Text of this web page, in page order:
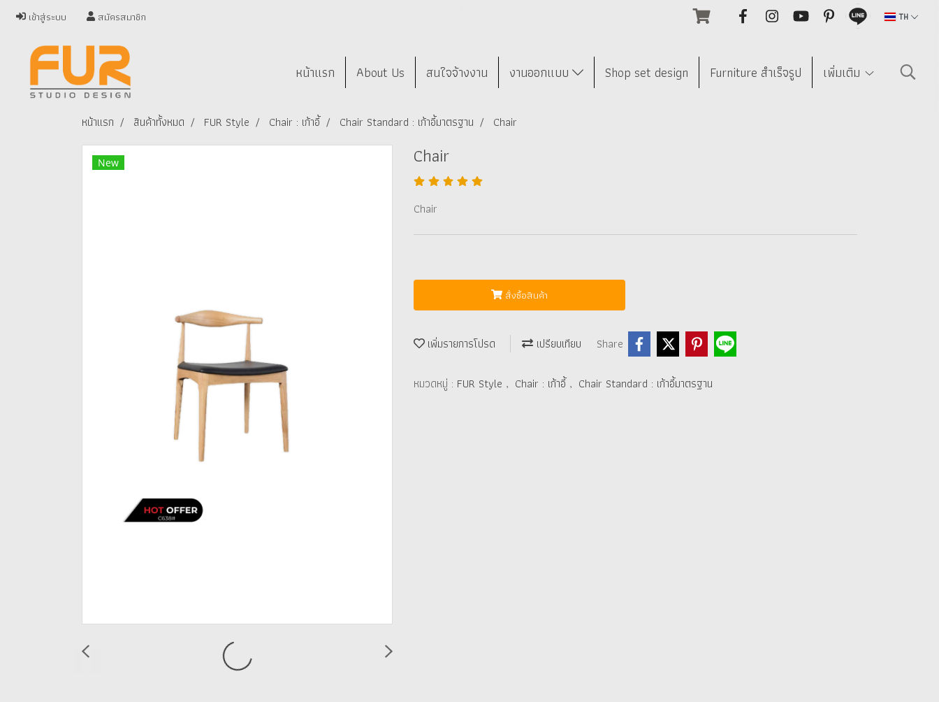
เข้าสู่ระบบ สมัครสมาชิก TH
หน้าแรก About Us สนใจจ้างงาน งานออกแบบ Shop set design Furniture สำเร็จรูป เพิ่มเติม
หน้าแรก สินค้าทั้งหมด FUR Style Chair : เก้าอี้ Chair Standard : เก้าอี้มาตรฐาน Chair
New Chair
Chair
สั่งซื้อสินค้า
เพิ่มรายการโปรด เปรียบเทียบ Share
หมวดหมู่ : FUR Style , Chair : เก้าอี้ , Chair Standard : เก้าอี้มาตรฐาน